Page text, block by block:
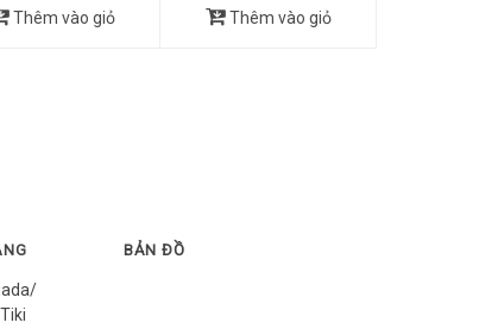
Thêm vào giỏ Thêm vào giỏ
BẢN ĐỒ